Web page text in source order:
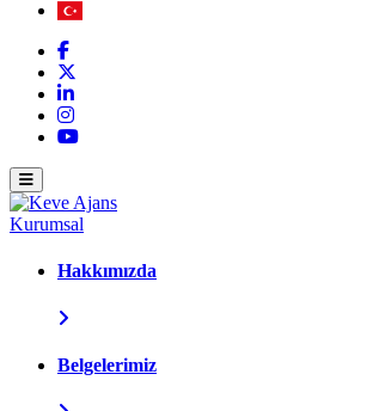
Kurumsal
Hakkımızda
Belgelerimiz